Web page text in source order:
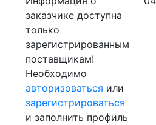
заказчике доступна
только
зарегистрированным
поставщикам!
Необходимо
авторизоваться или
зарегистрироваться
и заполнить профиль